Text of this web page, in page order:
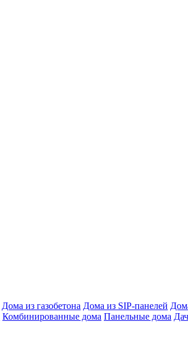
Дома из газобетона Дома из SIP-панелей
Комбинированные дома Панельные дома